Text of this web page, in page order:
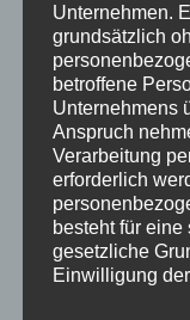
Unternehmen.
grundsätzlich
betroffene
Unternehmens
Anspruch
Verarbeitung
erforderlich
besteht für
gesetzliche
Einwilligung